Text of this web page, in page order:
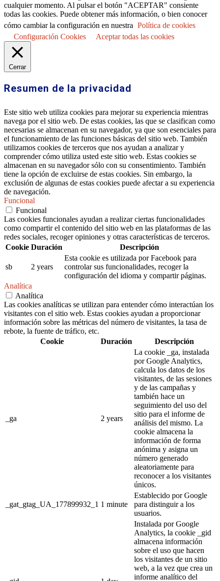
cualquier momento. Al pulsar el botón "ACEPTAR" consiente
todas las cookies. Puede obtener más información, o bien conocer
cómo cambiar la configuración en nuestra Política de cookies
Configuración Cookies
Aceptar todas las cookies
Cerrar
Resumen de la privacidad
Este sitio web utiliza cookies para mejorar su experiencia mientras
navega por el sitio web. De estas cookies, las que se clasifican como
necesarias se almacenan en su navegador, ya que son esenciales para
el funcionamiento de las funciones básicas del sitio web. También
utilizamos cookies de terceros que nos ayudan a analizar y
comprender cómo utiliza usted este sitio web. Estas cookies se
almacenan en su navegador sólo con su consentimiento. También
tiene la opción de excluirse de estas cookies. Sin embargo, la
exclusión de algunas de estas cookies puede afectar a su experiencia
de navegación.
Funcional
Funcional
Las cookies funcionales ayudan a realizar ciertas funcionalidades
como compartir el contenido del sitio web en las plataformas de las
redes sociales, recoger opiniones y otras características de terceros.
Cookie Duración Descripción
sb 2 years
Esta cookie es utilizada por Facebook para
controlar sus funcionalidades, recoger la
configuración del idioma y compartir páginas.
Analítica
Analítica
Las cookies analíticas se utilizan para entender cómo interactúan los
visitantes con el sitio web. Estas cookies ayudan a proporcionar
información sobre las métricas del número de visitantes, la tasa de
rebote, la fuente de tráfico, etc.
Cookie
Duración Descripción
_ga 2 years
La cookie _ga, instalada
por Google Analytics,
calcula los datos de los
visitantes, de las sesiones
y de las campañas y
también hace un
seguimiento del uso del
sitio para el informe de
análisis del mismo. La
cookie almacena la
información de forma
anónima y asigna un
número generado
aleatoriamente para
reconocer a los visitantes
únicos.
_gat_gtag_UA_177899932_1 1 minute
Establecido por Google
para distinguir a los
usuarios.
Instalada por Google
Analytics, la cookie _gid
almacena información
sobre el uso que hacen
los visitantes de un sitio
web, a la vez que crea un
informe analítico del